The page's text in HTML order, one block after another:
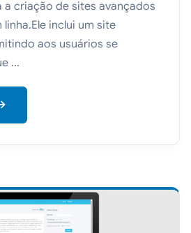
a criação de sites avançados
inclui um site
aos usuários se
...